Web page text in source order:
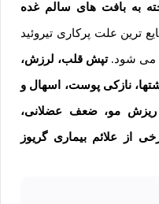
به بافت های سالم غده
ترین علت پرکاری تیروئید
می شود.تپش قلب، لرزش،
نازکی پوست، اسهال و
ریزش مو، ضعف عضلانی،
از علائم بیماری گریوز